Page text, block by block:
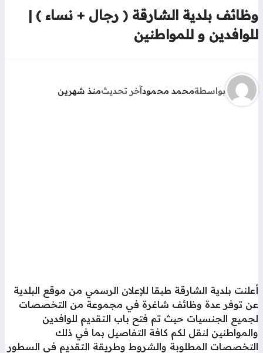
بلدية الشارقة ( رجال + نساء ) |
و للمواطنين
بواسطةمحمد محمودآخر تحديثمنذ شهرين
بلدية الشارقة طبقا للإعلان الرسمي من موقع البلدية
توفر عدة وظائف شاغرة في مجموعة من التخصصات
الجنسيات حيث تم فتح باب التقديم للوافدين
لنقل لكم كافة التفاصيل بما في ذلك
المطلوبة والشروط وطريقة التقديم في السطور